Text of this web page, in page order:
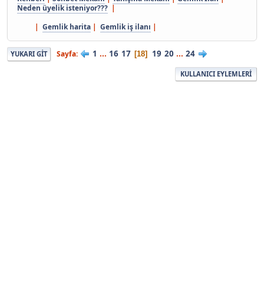
Neden üyelik isteniyor??? |
| Gemlik harita | Gemlik iş ilanı |
YUKARI GIT Sayfa 1 ... 16 17 18 19 20 ... 24
KULLANICI EYLEMLERI